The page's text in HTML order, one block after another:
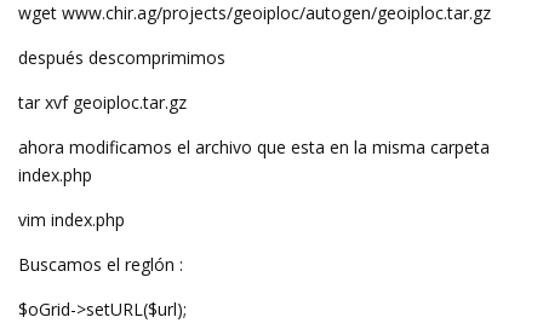
wget www.chir.ag/projects/geoiploc/autogen/geoiploc.tar.gz
después descomprimimos
tar xvf geoiploc.tar.gz
ahora modificamos el archivo que esta en la misma carpeta
index.php
vim index.php
Buscamos el reglón :
$oGrid->setURL($url);